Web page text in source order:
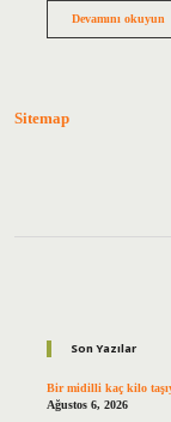
Devamını okuyun
Sitemap
Son Yazılar
Bir midilli kaç kilo
Ağustos 6, 2026